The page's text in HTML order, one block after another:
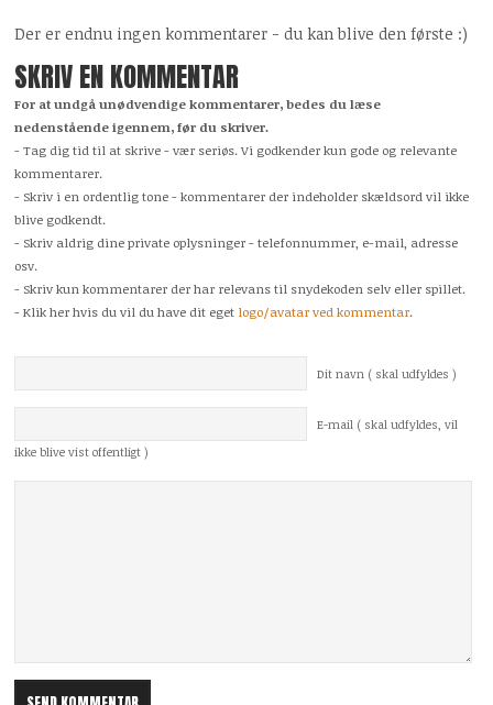
Der er endnu ingen kommentarer - du kan blive den første :)
SKRIV EN KOMMENTAR
For at undgå unødvendige kommentarer, bedes du læse
nedenstående igennem, før du skriver.
- Tag dig tid til at skrive - vær seriøs. Vi godkender kun gode og relevante
kommentarer.
- Skriv i en ordentlig tone - kommentarer der indeholder skældsord vil ikke
blive godkendt.
- Skriv aldrig dine private oplysninger - telefonnummer, e-mail, adresse
osv.
- Skriv kun kommentarer der har relevans til snydekoden selv eller spillet.
- Klik her hvis du vil du have dit eget logo/avatar ved kommentar.
Dit navn ( skal udfyldes )
E-mail ( skal udfyldes, vil
ikke blive vist offentligt )